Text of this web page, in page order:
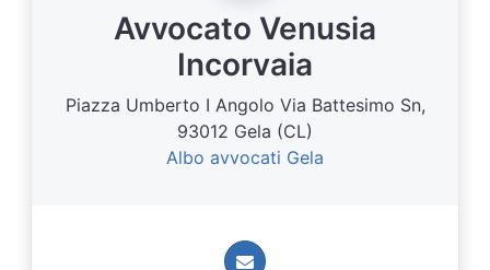
Avvocato Venusia
Incorvaia
Piazza Umberto I Angolo Via Battesimo Sn,
93012 Gela (CL)
Albo avvocati Gela